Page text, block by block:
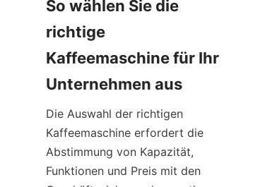
So wählen Sie die
richtige
Kaffeemaschine für Ihr
Die Auswahl der richtigen
Kaffeemaschine erfordert die
Abstimmung von Kapazität,
Funktionen und Preis mit den